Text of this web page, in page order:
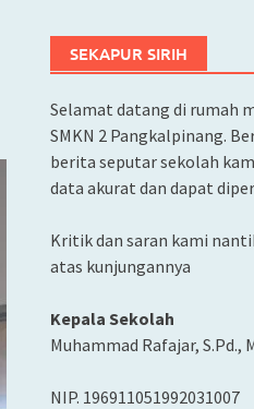
SEKAPUR SIRIH
Selamat datang di rumah
SMKN 2 Pangkalpinang.
berita seputar sekolah
data akurat dan dapat
Kritik dan saran kami
atas kunjungannya
Kepala Sekolah
Muhammad Rafajar, S.Pd.,
NIP. 196911051992031007